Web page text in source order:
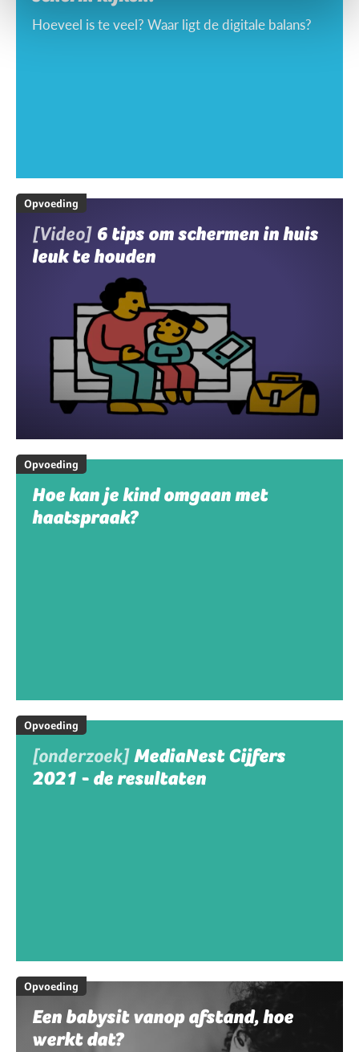
Hoeveel is te veel? Waar ligt de digitale balans?
Opvoeding
[Video] 6 tips om schermen in huis
leuk te houden
Opvoeding
Hoe kan je kind omgaan met
haatspraak?
Opvoeding
[onderzoek]MediaNest Cijfers
2021 - de resultaten
Opvoeding
Een babysit vanop afstand, hoe
werkt dat?